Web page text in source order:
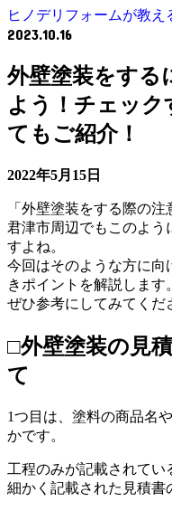
ヒノデリフォームが教え
2023.10.16
外壁塗装をする
よう！チェッ
てもご紹介！
2022年5月15日
「外壁塗装をする際の注
君津市周辺でもこのよう
すよね。
今回はそのような方に向
きポイントを解説します。
ぜひ参考にしてみてくだ
□外壁塗装の見
て
1つ目は、塗料の商品名
かです。
工程のみが記載されて
細かく記載された見積書